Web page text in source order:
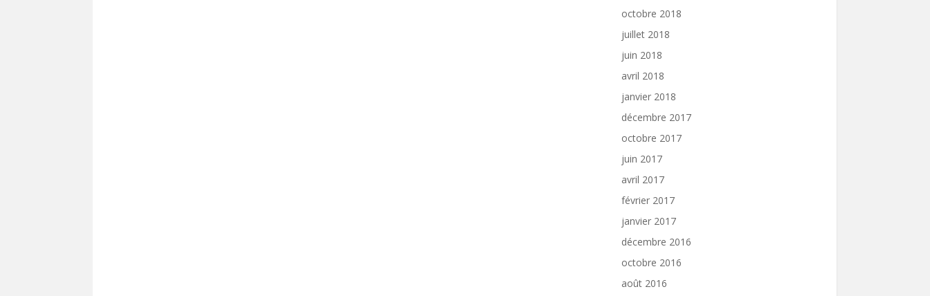
octobre 2018
juillet 2018
juin 2018
avril 2018
janvier 2018
décembre 2017
octobre 2017
juin 2017
avril 2017
février 2017
janvier 2017
décembre 2016
octobre 2016
août 2016